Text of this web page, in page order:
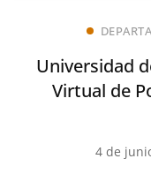
Universidad
Virtual de
4 de